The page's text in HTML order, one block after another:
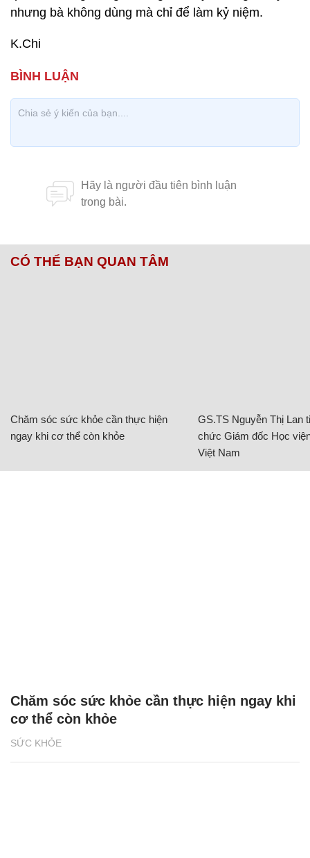
nhưng bà không dùng mà chỉ để làm kỷ niệm.
K.Chi
CÓ THỂ BẠN QUAN TÂM
Chăm sóc sức khỏe cần thực hiện
ngay khi cơ thể còn khỏe
GS.TS Nguyễn Thị Lan
chức Giám đốc Học
Việt Nam
SỨC KHỎE
Chăm sóc sức khỏe cần thực hiện ngay khi
cơ thể còn khỏe